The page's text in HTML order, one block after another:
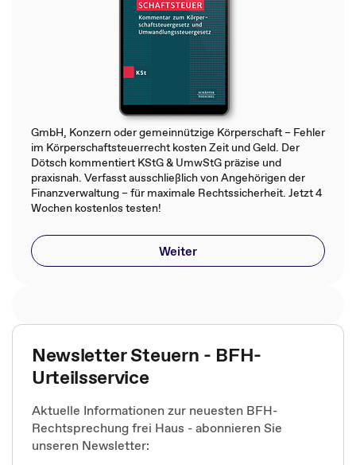
GmbH, Konzern oder gemeinnützige Körperschaft – Fehler
im Körperschaftsteuerrecht kosten Zeit und Geld. Der
Dötsch kommentiert KStG & UmwStG präzise und
praxisnah. Verfasst ausschließlich von Angehörigen der
Finanzverwaltung – für maximale Rechtssicherheit. Jetzt 4
Wochen kostenlos testen!
Weiter
Newsletter Steuern - BFH-
Urteilsservice
Aktuelle Informationen zur neuesten BFH-
Rechtsprechung frei Haus - abonnieren Sie
unseren Newsletter: